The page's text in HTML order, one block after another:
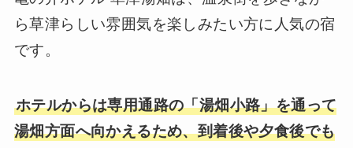
ら草津らしい雰囲気を楽しみたい方に人気の宿
です。
ホテルからは専用通路の「湯畑小路」を通って
湯畑方面へ向かえるため、到着後や夕食後でも